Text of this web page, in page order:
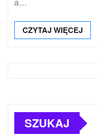
CZYTAJ WIĘCEJ
SZUKAJ